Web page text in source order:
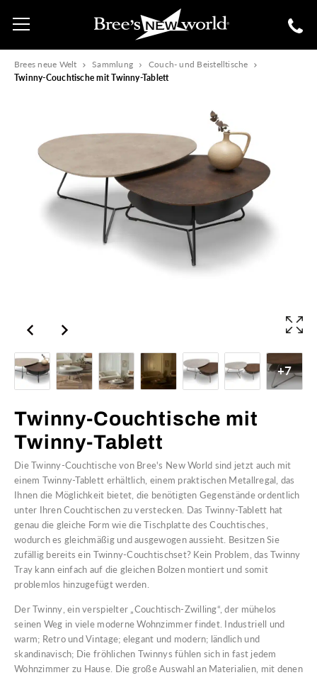
Brees neue Welt Sammlung
Couch- und Beistelltische
Twinny-Couchtische mit Twinny-Tablett
+7
Twinny-Couchtische mit
Twinny-Tablett
Die Twinny-Couchtische von Bree's New World sind jetzt auch mit
einem Twinny-Tablett erhältlich, einem praktischen Metallregal, das
Ihnen die Möglichkeit bietet, die benötigten Gegenstände ordentlich
unter Ihren Couchtischen zu verstecken. Das Twinny-Tablett hat
genau die gleiche Form wie die Tischplatte des Couchtisches,
wodurch es gleichmäßig und ausgewogen aussieht. Besitzen Sie
zufällig bereits ein Twinny-Couchtischset? Kein Problem, das Twinny
Tray kann einfach auf die gleichen Bolzen montiert und somit
problemlos hinzugefügt werden.
Der Twinny, ein verspielter „Couchtisch-Zwilling“, der mühelos
seinen Weg in viele moderne Wohnzimmer findet. Industriell und
warm; Retro und Vintage; elegant und modern; ländlich und
skandinavisch; Die fröhlichen Twinnys fühlen sich in fast jedem
Wohnzimmer zu Hause. Die große Auswahl an Materialien, mit denen